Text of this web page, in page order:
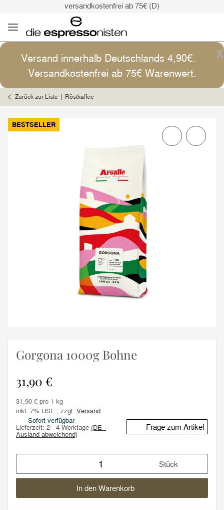
versandkostenfrei ab 75€ (D)
Versand: 4,90€ (D)
versandkostenfrei ab 75€ (D)
Kaffee ist Kunst
x
Versand innerhalb Deutschlands 4,90€.
Versandkostenfrei ab 75€ Warenwert.
Zurück zur Liste Röstkaffee
BESTSELLER
Gorgona 1000g Bohne
31,90 €
31,90 € pro 1 kg
inkl. 7% USt. , zzgl. Versand
Sofort verfügbar
Lieferzeit: 2 - 4 Werktage (DE -
Ausland abweichend)
Frage zum Artikel
Stück
In den Warenkorb